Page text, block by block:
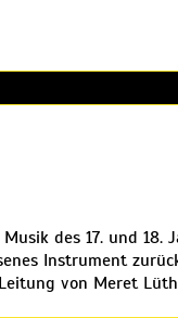
des 17. und 18.
Instrument
von Meret
in Werken